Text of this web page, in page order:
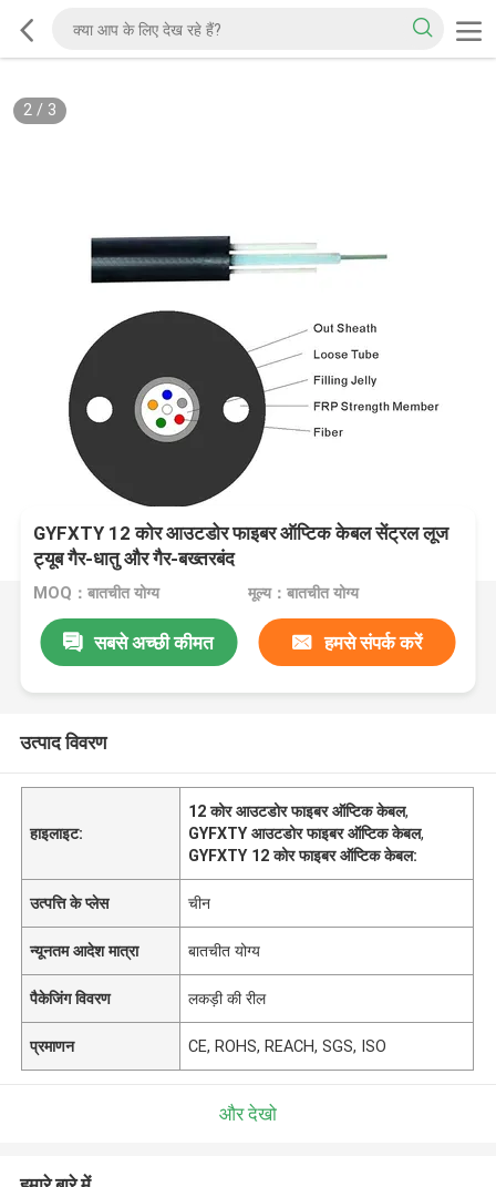
2/ 3
GYFXTY 12 कोर आउटडोर फाइबर ऑप्टिक केबल सेंट्रल लूज
ट्यूब गैर-धातु और गैर-बख्तरबंद
MOQ：बातचीत योग्य मूल्य：बातचीत योग्य
सबसे अच्छी कीमत हमसे संपर्क करें
उत्पाद विवरण
हाइलाइट:
12 कोर आउटडोर फाइबर ऑप्टिक केबल,
GYFXTY आउटडोर फाइबर ऑप्टिक केबल,
GYFXTY 12 कोर फाइबर ऑप्टिक केबल:
उत्पत्ति के प्लेस चीन
न्यूनतम आदेश मात्रा बातचीत योग्य
पैकेजिंग विवरण लकड़ी की रील
प्रमाणन CE, ROHS, REACH, SGS, ISO
और देखो